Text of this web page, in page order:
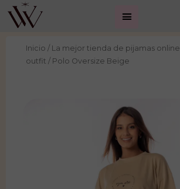
Inicio / La mejor tienda de pijamas online
outfit / Polo Oversize Beige